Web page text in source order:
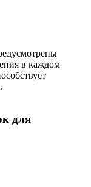
в каждом
для